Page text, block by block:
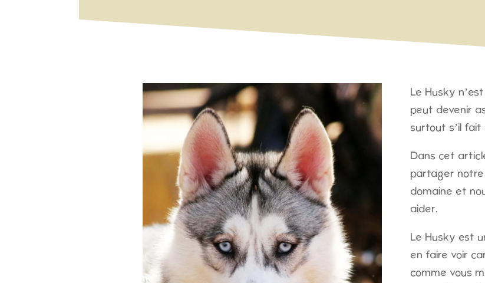
Le Husky
peut devenir
surtout s’il
Dans cet
partager
domaine et
aider.
Le Husky est
en faire voir
comme vous